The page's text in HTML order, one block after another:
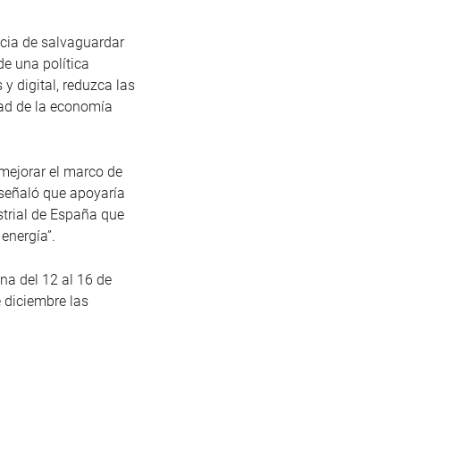
de salvaguardar
una política
y digital, reduzca las
de la economía
el marco de
que apoyaría
de España que
del 12 al 16 de
diciembre las